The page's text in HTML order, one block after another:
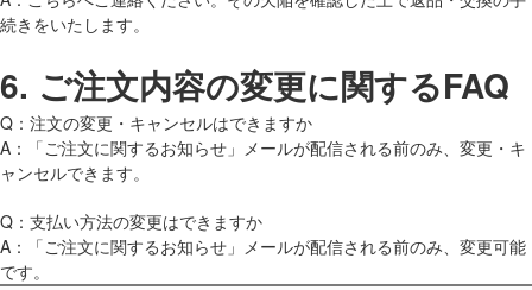
続きをいたします。
6. ご注文内容の変更に関するFAQ
Q：注文の変更・キャンセルはできますか
A：「ご注文に関するお知らせ」メールが配信される前のみ、変更・キ
ャンセルできます。
Q：支払い方法の変更はできますか
A：「ご注文に関するお知らせ」メールが配信される前のみ、変更可能
です。